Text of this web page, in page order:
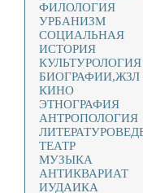
ФИЛОЛОГИЯ
УРБАНИЗМ
СОЦИАЛЬНАЯ
ИСТОРИЯ
КУЛЬТУРОЛОГИЯ
БИОГРАФИИ,ЖЗЛ
КИНО
ЭТНОГРАФИЯ
АНТРОПОЛОГИЯ
ТЕАТР
МУЗЫКА
АНТИКВАРИАТ
ИУДАИКА